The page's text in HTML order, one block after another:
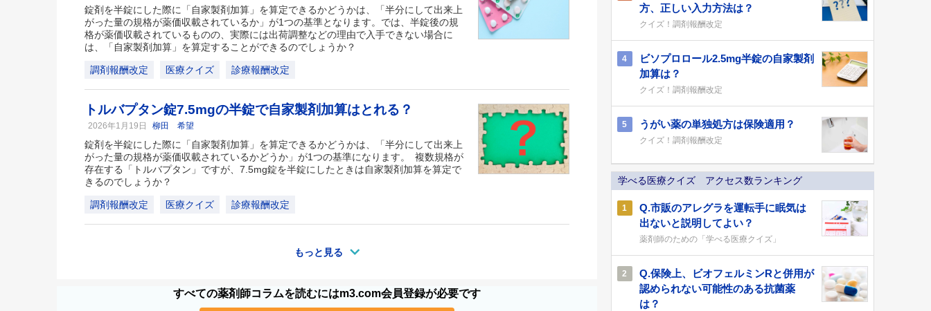
錠剤を半錠にした際に「自家製剤加算」を算定できるかどうかは、「半分にして出来上
がった量の規格が薬価収載されているか」が1つの基準となります。では、半錠後の規
格が薬価収載されているものの、実際には出荷調整などの理由で入手できない場合に
は、「自家製剤加算」を算定することができるのでしょうか？
調剤報酬改定 医療クイズ 診療報酬改定
トルバプタン錠7.5mgの半錠で自家製剤加算はとれる？
2026年1月19日 柳田 希望
錠剤を半錠にした際に「自家製剤加算」を算定できるかどうかは、「半分にして出来上
がった量の規格が薬価収載されているかどうか」が1つの基準になります。 複数規格が
存在する「トルバプタン」ですが、7.5mg錠を半錠にしたときは自家製剤加算を算定で
きるのでしょうか？
調剤報酬改定 医療クイズ 診療報酬改定
もっと見る
すべての薬剤師コラムを読むにはm3.com会員登録が必要です
方、正しい入力方法は？
クイズ！調剤報酬改定
4
ビソプロロール2.5mg半錠の自家製剤
加算は？
クイズ！調剤報酬改定
5 うがい薬の単独処方は保険適用？
クイズ！調剤報酬改定
学べる医療クイズ アクセス数ランキング
1
Q.市販のアレグラを運転手に眠気は
出ないと説明してよい？
薬剤師のための「学べる医療クイズ」
2
Q.保険上、ビオフェルミンRと併用が
認められない可能性のある抗菌薬
は？